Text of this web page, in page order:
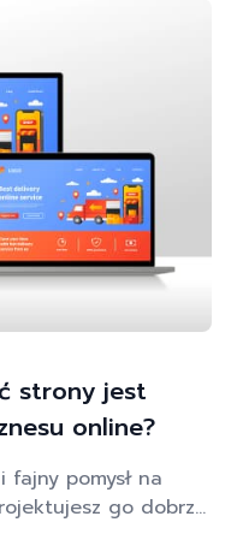
Z tego
Google Ads?
strony jest
online?
pomysł na
go dobrze,